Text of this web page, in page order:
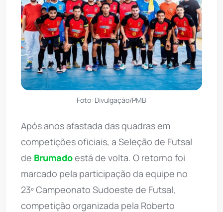
Foto: Divulgação/PMB
Após anos afastada das quadras em
competições oficiais, a Seleção de Futsal
de Brumadoestá de volta. O retorno foi
marcado pela participação da equipe no
23º Campeonato Sudoeste de Futsal,
competição organizada pela Roberto